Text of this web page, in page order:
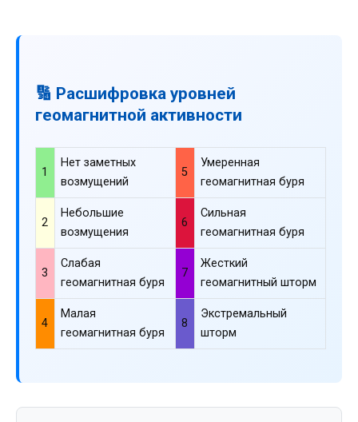
🔢 Расшифровка уровней
геомагнитной активности
1
Нет заметных
возмущений
5
Умеренная
геомагнитная буря
2
Небольшие
возмущения
6
Сильная
геомагнитная буря
3
Слабая
геомагнитная буря
7
Жесткий
геомагнитный шторм
4
Малая
геомагнитная буря
8
Экстремальный
шторм